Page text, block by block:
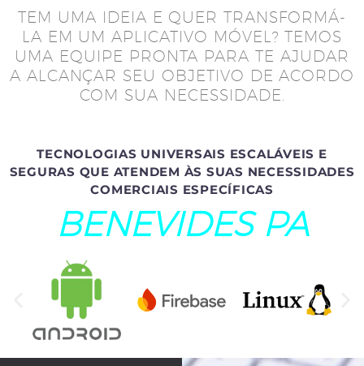
TEM UMA IDEIA E QUER TRANSFORMÁ-
LA EM UM APLICATIVO MÓVEL? TEMOS
UMA EQUIPE PRONTA PARA TE AJUDAR
A ALCANÇAR SEU OBJETIVO DE ACORDO
COM SUA NECESSIDADE.
TECNOLOGIAS UNIVERSAIS ESCALÁVEIS E
SEGURAS QUE ATENDEM ÀS SUAS NECESSIDADES
COMERCIAIS ESPECÍFICAS
BENEVIDES PA